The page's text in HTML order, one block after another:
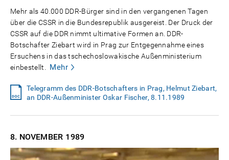
Mehr als 40.000 DDR-Bürger sind in den vergangenen Tagen
über die CSSR in die Bundesrepublik ausgereist. Der Druck der
CSSR auf die DDR nimmt ultimative Formen an. DDR-
Botschafter Ziebart wird in Prag zur Entgegennahme eines
Ersuchens in das tschechoslowakische Außenministerium
einbestellt.
Mehr
Telegramm des DDR-Botschafters in Prag, Helmut Ziebart,
an DDR-Außenminister Oskar Fischer, 8.11.1989
8. NOVEMBER 1989